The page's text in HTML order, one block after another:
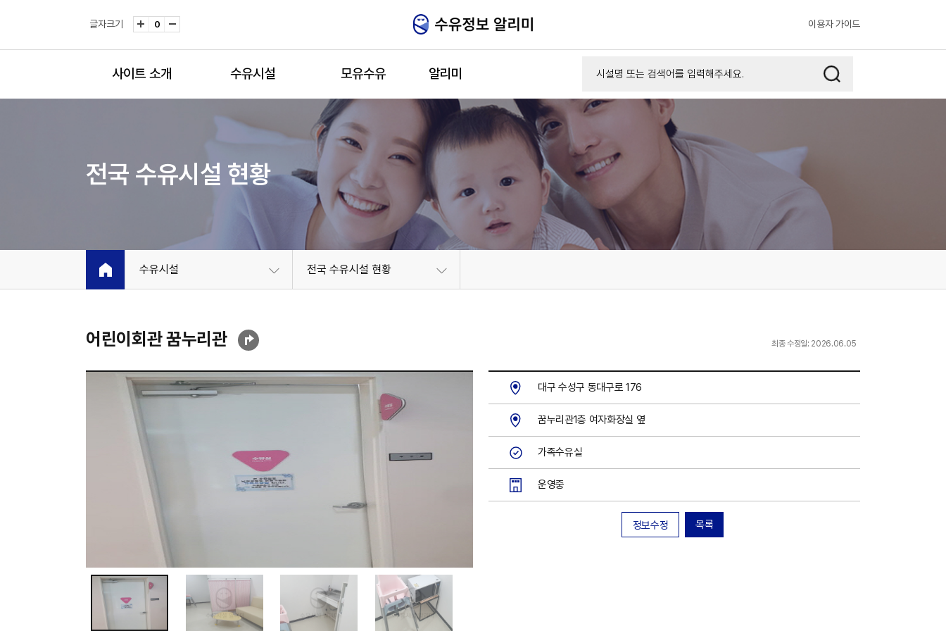
글자크기
0 이용자 가이드
사이트 소개 수유시설 모유수유 알리미
전국 수유시설 현황
수유시설 전국 수유시설 현황
어린이회관 꿈누리관 최종 수정일: 2026.06.05
대구 수성구 동대구로 176
꿈누리관1층 여자화장실 옆
가족수유실
운영중
정보수정 목록